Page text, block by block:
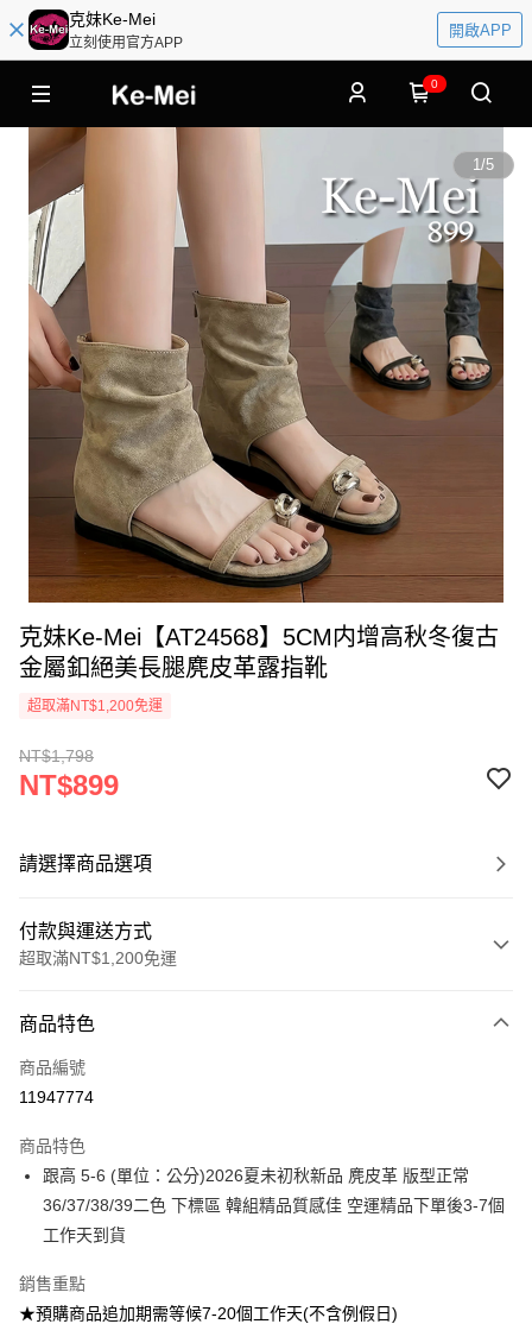
克妹Ke-Mei
立刻使用官方APP
開啟APP
0
1/5
克妹Ke-Mei【AT24568】5CM内增高秋冬復古
金屬釦絕美長腿麂皮革露指靴
超取滿NT$1,200免運
NT$1,798
NT$899
請選擇商品選項
付款與運送方式
超取滿NT$1,200免運
信用卡一次付款
超商取貨付款
ATM付款
運送方式
商品特色
商品編號
11947774
商品特色
跟高 5-6 (單位：公分)2026夏未初秋新品 麂皮革 版型正常
36/37/38/39二色 下標區 韓組精品質感佳 空運精品下單後3-7個
工作天到貨
銷售重點
★預購商品追加期需等候7-20個工作天(不含例假日)